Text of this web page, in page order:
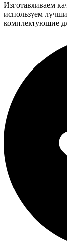
Изготавливаем
используем
комплектующие